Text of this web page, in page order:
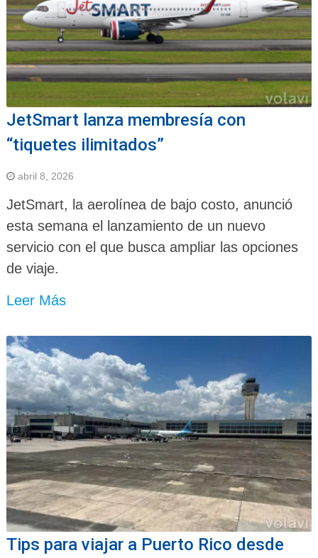
JetSmart lanza membresía con
“tiquetes ilimitados”
abril 8, 2026
JetSmart, la aerolínea de bajo costo, anunció
esta semana el lanzamiento de un nuevo
servicio con el que busca ampliar las opciones
de viaje.
Leer Más
Tips para viajar a Puerto Rico desde